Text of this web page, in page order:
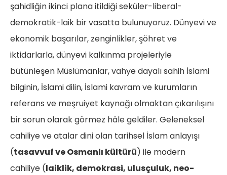
şahidliğin ikinci plana itildiği seküler-liberal-
demokratik-laik bir vasatta bulunuyoruz. Dünyevi ve
ekonomik başarılar, zenginlikler, şöhret ve
iktidarlarla, dünyevi kalkınma projeleriyle
bütünleşen Müslümanlar, vahye dayalı sahih İslami
bilginin, İslami dilin, İslami kavram ve kurumların
referans ve meşruiyet kaynağı olmaktan çıkarılışını
bir sorun olarak görmez hâle geldiler. Geleneksel
cahiliye ve atalar dini olan tarihsel İslam anlayışı
(tasavvuf ve Osmanlı kültürü) ile modern
cahiliye (laiklik, demokrasi, ulusçuluk, neo-